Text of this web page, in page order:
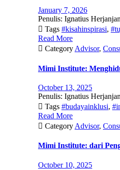
January 7, 2026
Penulis: Ignatius
 Tags #kisahinspirasi,
Read More
 CategoryAdvisor,
Mimi Institute:
October 13, 2025
Penulis: Ignatius
 Tags #budayainklusi,
Read More
 Category Advisor,
Mimi Institute: dari
October 10, 2025